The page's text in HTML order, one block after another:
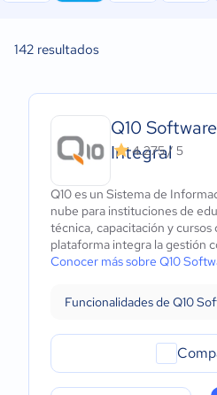
142 resultados
Q10
Integral
4.275 / 5
Q10 es un Sistema de
nube para instituciones de
técnica, capacitación y cursos
plataforma integra la gestión
Conocer más sobre Q10
Funcionalidades de Q10